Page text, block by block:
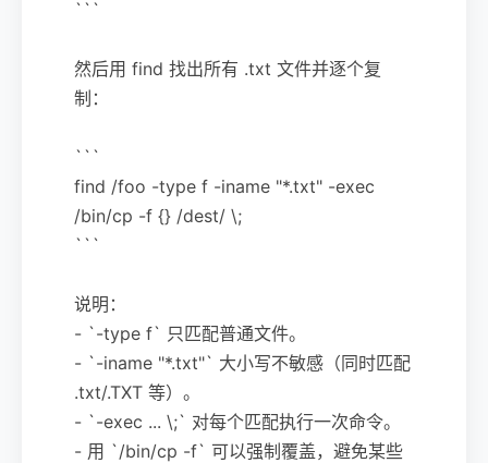
```
然后用 find 找出所有 .txt 文件并逐个复
制：
```
find /foo -type f -iname "*.txt" -exec
/bin/cp -f {} /dest/ \;
```
说明：
- `-type f` 只匹配普通文件。
- `-iname "*.txt"` 大小写不敏感（同时匹配
.txt/.TXT 等）。
- `-exec ... \;` 对每个匹配执行一次命令。
- 用 `/bin/cp -f` 可以强制覆盖，避免某些